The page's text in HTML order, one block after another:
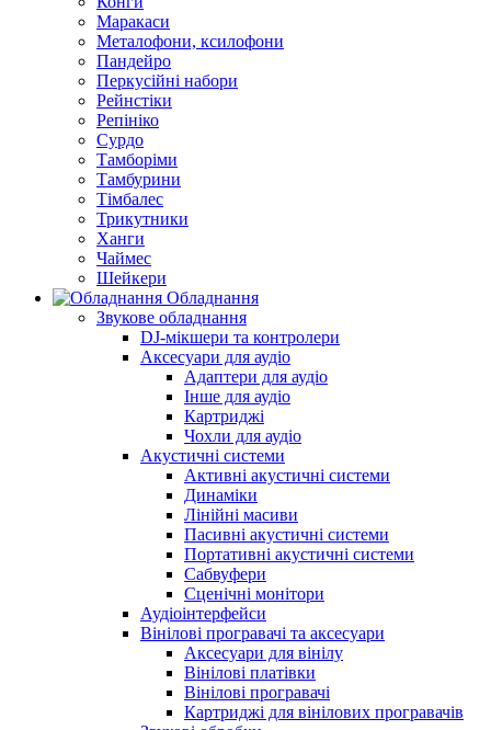
Маракаси
Металофони, ксилофони
Пандейро
Перкусійні набори
Рейнстіки
Репініко
Сурдо
Тамборіми
Тамбурини
Тімбалес
Трикутники
Ханги
Чаймес
Шейкери
Обладнання
Звукове обладнання
DJ-мікшери та контролери
Аксесуари для аудіо
Адаптери для аудіо
Інше для аудіо
Картриджі
Чохли для аудіо
Акустичні системи
Активні акустичні системи
Динаміки
Лінійні масиви
Пасивні акустичні системи
Портативні акустичні системи
Сабвуфери
Сценічні монітори
Аудіоінтерфейси
Вінілові програвачі та аксесуари
Аксесуари для вінілу
Вінілові платівки
Вінілові програвачі
Картриджі для вінілових програвачів